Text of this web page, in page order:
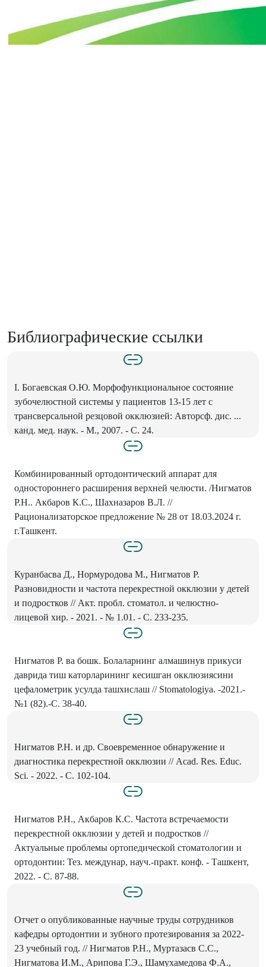
Библиографические ссылки
I. Богаевская О.Ю. Морфофункциональное состояние
зубочелюстной системы у пациентов 13-15 лет с
трансверсальной резцовой окклюзией: Авторсф. дис. ...
канд. мед. наук. - М., 2007. - С. 24.
Комбинированный ортодонтический аппарат для
одностороннего расширения верхней челюсти. /Нигматов
Р.Н.. Акбаров К.С., Шахназаров В.Л. //
Рационализаторское предложение № 28 от 18.03.2024 г.
г.Ташкент.
Куранбасва Д., Нормуродова М., Нигматов Р.
Разновидности и частота перекрестной окклюзии у детей
и подростков // Акт. пробл. стоматол. и челюстно-
лицевой хир. - 2021. - № 1.01. - С. 233-235.
Нигматов Р. ва бошк. Болаларнинг алмашинув прикуси
даврида тиш каторларининг кесишган окклюзиясини
цефалометрик усулда ташхислаш // Stomatologiya. -2021.-
№1 (82).-С. 38-40.
Нигматов Р.Н. и др. Своевременное обнаружение и
диагностика перекрестной окклюзии // Acad. Res. Educ.
Sci. - 2022. - С. 102-104.
Нигматов Р.Н., Акбаров К.С. Частота встречаемости
перекрестной окклюзии у детей и подростков //
Актуальные проблемы ортопедической стоматологии и
ортодонтии: Тез. междунар, науч.-практ. конф. - Ташкент,
2022. - С. 87-88.
Отчет о опубликованные научные труды сотрудников
кафедры ортодонтии и зубного протезирования за 2022-
23 учебный год. // Нигматов Р.Н., Муртазасв С.С.,
Нигматова И.М., Арипова Г.Э., Шамухамедова Ф.А.,